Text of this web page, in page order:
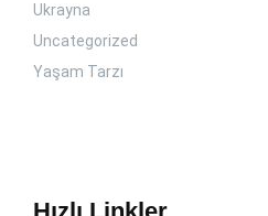
Ukrayna
Uncategorized
Yaşam Tarzı